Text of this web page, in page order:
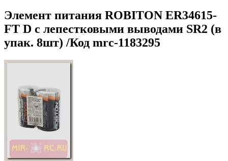
Элемент питания ROBITON ER34615-
FT D с лепестковыми выводами SR2 (в
упак. 8шт) /Код mrc-1183295